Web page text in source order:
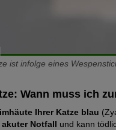
ist infolge eines
Wann muss ich
Ihrer Katze blau
akuter Notfall und kann